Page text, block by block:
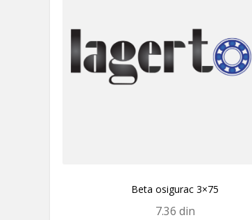
Beta osigurac 3×75
7.36 din